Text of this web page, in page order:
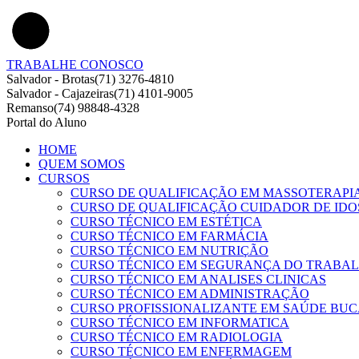
TRABALHE CONOSCO
Salvador - Brotas(71) 3276-4810
Salvador - Cajazeiras(71) 4101-9005
Remanso(74) 98848-4328
Portal do Aluno
HOME
QUEM SOMOS
CURSOS
CURSO DE QUALIFICAÇÃO EM
CURSO DE QUALIFICAÇÃO CUIDADOR DE
CURSO TÉCNICO EM ESTÉTICA
CURSO TÉCNICO EM FARMÁCIA
CURSO TÉCNICO EM NUTRIÇÃO
CURSO TÉCNICO EM SEGURANÇA DO
CURSO TÉCNICO EM ANALISES CLINICAS
CURSO TÉCNICO EM ADMINISTRAÇÃO
CURSO PROFISSIONALIZANTE EM SAÚDE
CURSO TÉCNICO EM INFORMATICA
CURSO TÉCNICO EM RADIOLOGIA
CURSO TÉCNICO EM ENFERMAGEM